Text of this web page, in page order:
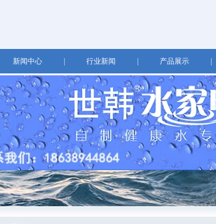
新闻中心 行业新闻 产品展示